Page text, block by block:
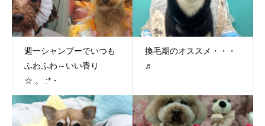
週一シャンプーでいつも
ふわふわ～いい香り
☆.。.:*・
換毛期のオススメ・・・
♬